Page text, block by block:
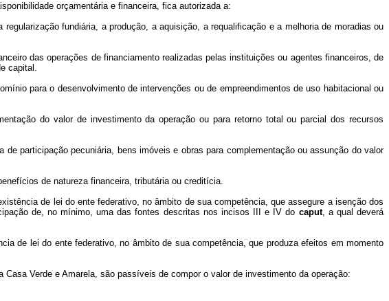
orçamentária e financeira, fica autorizada a:
fundiária, a produção, a aquisição, a requalificação e a melhoria de moradias ou
das operações de financiamento realizadas pelas instituições ou agentes financeiros, de
capital.
para o desenvolvimento de intervenções ou de empreendimentos de uso habitacional ou
do valor de investimento da operação ou para retorno total ou parcial dos recursos
participação pecuniária, bens imóveis e obras para complementação ou assunção do valor
de natureza financeira, tributária ou creditícia.
de lei do ente federativo, no âmbito de sua competência, que assegure a isenção dos
de, no mínimo, uma das fontes descritas nos incisos III e IV do caput, a qual deverá
de lei do ente federativo, no âmbito de sua competência, que produza efeitos em momento
Verde e Amarela, são passíveis de compor o valor de investimento da operação: